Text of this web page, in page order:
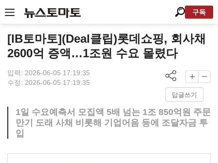
구독
[IB토마토](Deal클립)롯데쇼핑, 회사채
2600억 증액…1조원 수요 몰렸다
입력: 2026-06-05 17:19:35
수정: 2026-06-05 17:19:35
답글쓰기
1일 수요예측서 모집액 5배 넘는 1조 850억원 주문
만기 도래 사채 비롯해 기업어음 등에 조달자금 투
입